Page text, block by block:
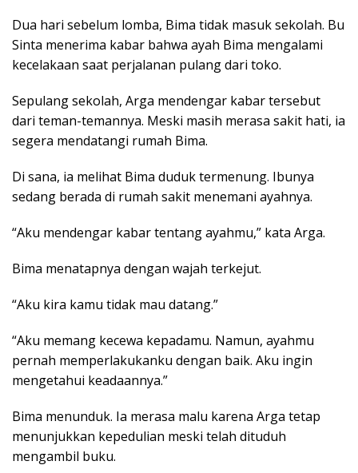
Dua hari sebelum lomba, Bima tidak masuk sekolah. Bu
Sinta menerima kabar bahwa ayah Bima mengalami
kecelakaan saat perjalanan pulang dari toko.
Sepulang sekolah, Arga mendengar kabar tersebut
dari teman-temannya. Meski masih merasa sakit hati, ia
segera mendatangi rumah Bima.
Di sana, ia melihat Bima duduk termenung. Ibunya
sedang berada di rumah sakit menemani ayahnya.
“Aku mendengar kabar tentang ayahmu,” kata Arga.
Bima menatapnya dengan wajah terkejut.
“Aku kira kamu tidak mau datang.”
“Aku memang kecewa kepadamu. Namun, ayahmu
pernah memperlakukanku dengan baik. Aku ingin
mengetahui keadaannya.”
Bima menunduk. Ia merasa malu karena Arga tetap
menunjukkan kepedulian meski telah dituduh
mengambil buku.